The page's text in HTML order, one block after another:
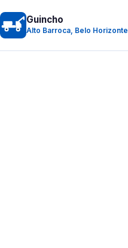
Guincho
Alto Barroca, Belo Horizonte